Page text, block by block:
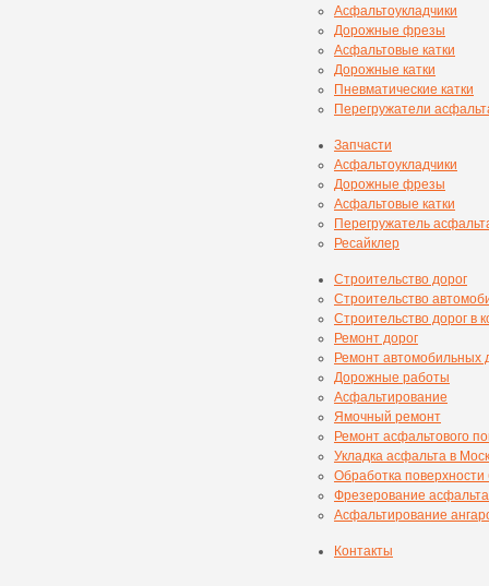
Асфальтоукладчики
Дорожные фрезы
Асфальтовые катки
Дорожные катки
Пневматические катки
Перегружатели
Запчасти
Асфальтоукладчики
Дорожные фрезы
Асфальтовые катки
Перегружатель
Ресайклер
Строительство дорог
Строительство
Строительство дорог в
Ремонт дорог
Ремонт автомобильных
Дорожные работы
Асфальтирование
Ямочный ремонт
Ремонт асфальтового
Укладка асфальта в
Обработка
Фрезерование асфальта
Асфальтирование
Контакты